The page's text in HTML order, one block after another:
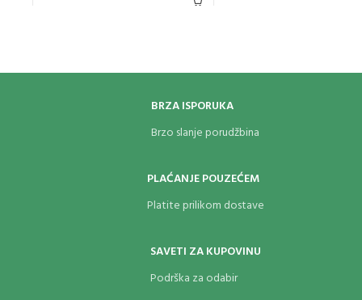
BRZA ISPORUKA
Brzo slanje porudžbina
PLAĆANJE POUZEĆEM
Platite prilikom dostave
SAVETI ZA KUPOVINU
Podrška za odabir